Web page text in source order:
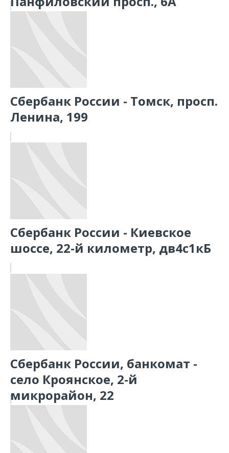
Сбербанк России - Томск, просп.
Ленина, 199
Сбербанк России - Киевское
шоссе, 22-й километр, дв4с1кБ
Сбербанк России, банкомат -
село Кроянское, 2-й
микрорайон, 22